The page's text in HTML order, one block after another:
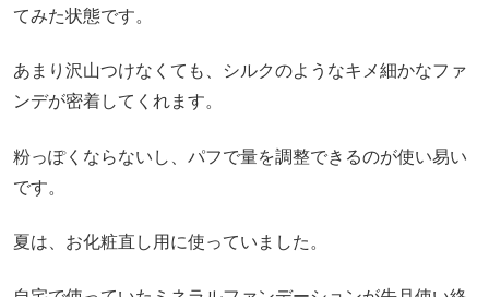
てみた状態です。
あまり沢山つけなくても、シルクのようなキメ細かなファ
ンデが密着してくれます。
粉っぽくならないし、パフで量を調整できるのが使い易い
です。
夏は、お化粧直し用に使っていました。